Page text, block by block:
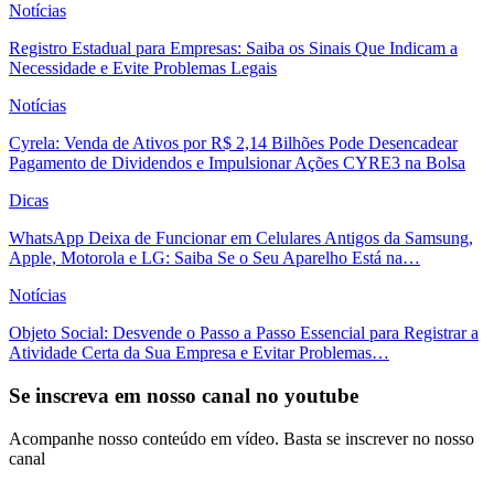
Notícias
Registro Estadual para Empresas: Saiba os Sinais Que Indicam a
Necessidade e Evite Problemas Legais
Notícias
Cyrela: Venda de Ativos por R$ 2,14 Bilhões Pode Desencadear
Pagamento de Dividendos e Impulsionar Ações CYRE3 na Bolsa
Dicas
WhatsApp Deixa de Funcionar em Celulares Antigos da Samsung,
Apple, Motorola e LG: Saiba Se o Seu Aparelho Está na…
Notícias
Objeto Social: Desvende o Passo a Passo Essencial para Registrar a
Atividade Certa da Sua Empresa e Evitar Problemas…
Se inscreva em nosso canal no youtube
Acompanhe nosso conteúdo em vídeo. Basta se inscrever no nosso
canal